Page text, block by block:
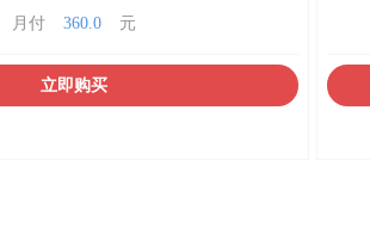
月付 360.0 元
立即购买